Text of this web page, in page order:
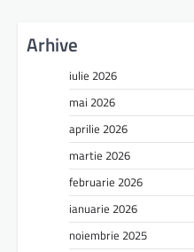
Arhive
iulie 2026
mai 2026
aprilie 2026
martie 2026
februarie 2026
ianuarie 2026
noiembrie 2025